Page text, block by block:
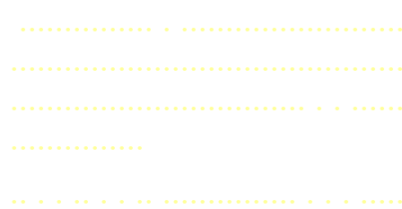
............... .
................................. . .
...............
.. . . .. . . .. ............... . . .